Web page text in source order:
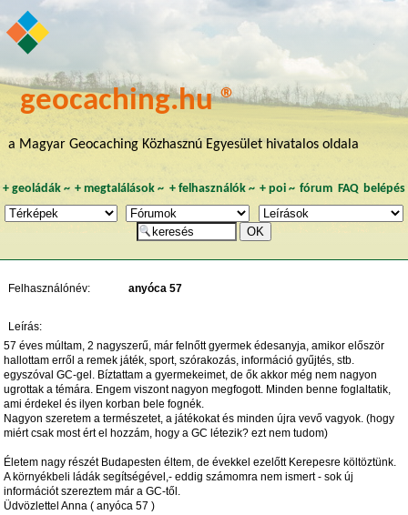
geocaching.hu ®
a Magyar Geocaching Közhasznú Egyesület hivatalos oldala
+ geoládák~ +megtalálások ~ + felhasználók~ + poi~ fórum FAQ belépés
Felhasználónév: anyóca 57
Leírás:
57 éves múltam, 2 nagyszerű, már felnőtt gyermek édesanyja, amikor először
hallottam erről a remek játék, sport, szórakozás, információ gyűjtés, stb.
egyszóval GC-gel. Bíztattam a gyermekeimet, de ők akkor még nem nagyon
ugrottak a témára. Engem viszont nagyon megfogott. Minden benne foglaltatik,
ami érdekel és ilyen korban bele fognék.
Nagyon szeretem a természetet, a játékokat és minden újra vevő vagyok. (hogy
miért csak most ért el hozzám, hogy a GC létezik? ezt nem tudom)
Életem nagy részét Budapesten éltem, de évekkel ezelőtt Kerepesre költöztünk.
A környékbeli ládák segítségével,- eddig számomra nem ismert - sok új
információt szereztem már a GC-től.
Üdvözlettel Anna ( anyóca 57 )